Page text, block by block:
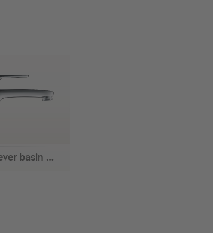
Single-lever basin mixer